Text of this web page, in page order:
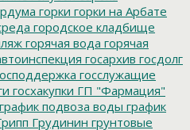
горки горки на Арбате
городское кладбище
горячая вода горячая
госархив госдолг
госслужащие
госхакупки ГП "Фармация"
график подвоза воды график
Грудинин грунтовые